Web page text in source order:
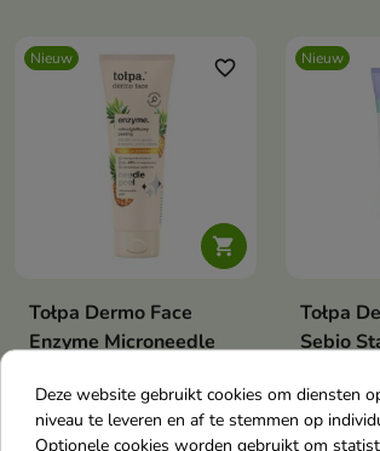
Nieuw

favorite_border
Tołpa Dermo Face
Enzyme Microneedle
Een innovatieve peeling die de
werking van enzymen
combineert met het effect van
Nieuw
Tołpa
Sebio
100 ml
Deze website gebruikt cookies om diensten
niveau te leveren en af te stemmen op
Optionele cookies worden gebruikt om